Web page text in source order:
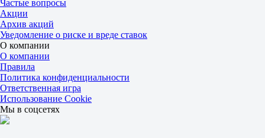
-
Арыстанбекова А
Завтра в 10:15
1.32
3.00
Финляндия
1
2
Хиетаранта Л
-
Хейтманек А-Ю
Завтра в 11:00
Частые вопросы
Акции
Архив акций
Уведомление о риске и вреде ставок
О компании
О компании
Правила
Политика конфиденциальности
Ответственная игра
Использование Cookie
Мы в соцсетях